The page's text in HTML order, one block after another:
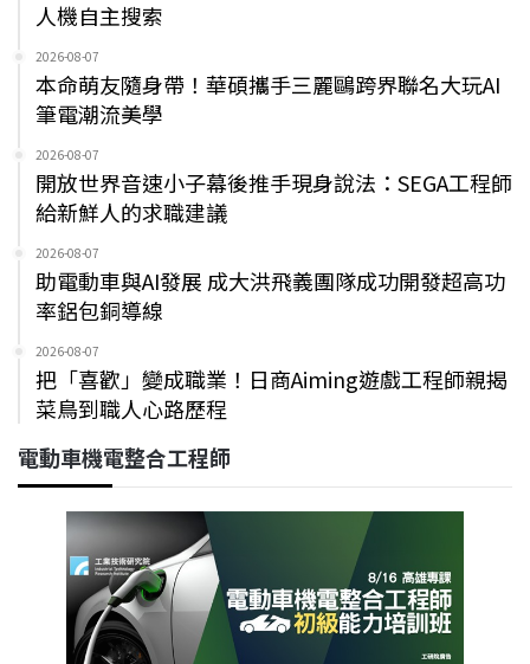
人機自主搜索
2026-08-07
本命萌友隨身帶！華碩攜手三麗鷗跨界聯名大玩AI
筆電潮流美學
2026-08-07
開放世界音速小子幕後推手現身說法：SEGA工程師
給新鮮人的求職建議
2026-08-07
助電動車與AI發展 成大洪飛義團隊成功開發超高功
率鋁包銅導線
2026-08-07
把「喜歡」變成職業！日商Aiming遊戲工程師親揭
菜鳥到職人心路歷程
電動車機電整合工程師